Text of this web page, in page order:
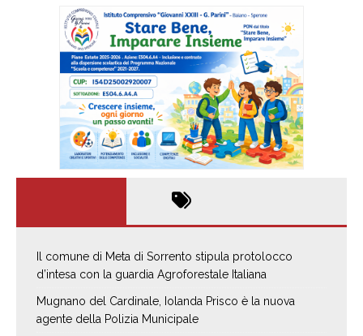
Il comune di Meta di Sorrento stipula protolocco
d’intesa con la guardia Agroforestale Italiana
Mugnano del Cardinale, Iolanda Prisco è la nuova
agente della Polizia Municipale